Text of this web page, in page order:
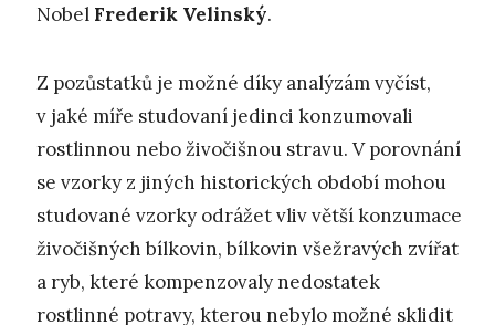
Nobel Frederik Velinský.
Z pozůstatků je možné díky analýzám vyčíst,
v jaké míře studovaní jedinci konzumovali
rostlinnou nebo živočišnou stravu. V porovnání
se vzorky z jiných historických období mohou
studované vzorky odrážet vliv větší konzumace
živočišných bílkovin, bílkovin všežravých zvířat
a ryb, které kompenzovaly nedostatek
rostlinné potravy, kterou nebylo možné sklidit